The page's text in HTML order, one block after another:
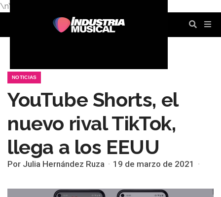
\n\n
NOTICIAS
YouTube Shorts, el
nuevo rival TikTok,
llega a los EEUU
Por Julia Hernández Ruza 19 de marzo de 2021